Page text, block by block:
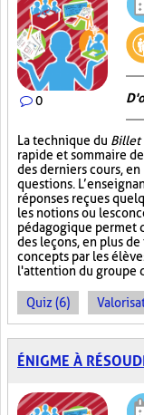
0
La technique du Billet
rapide et sommaire
des derniers cours,
questions.
réponses reçues
les notions ou les
pédagogique permet
des leçons, en plus
concepts par les
l'attention du groupe
Quiz (6)
ÉNIGME À